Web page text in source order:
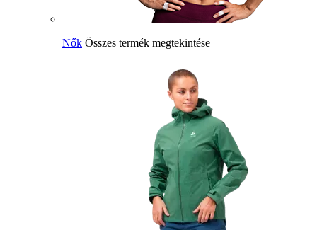
Nők Összes termék megtekintése